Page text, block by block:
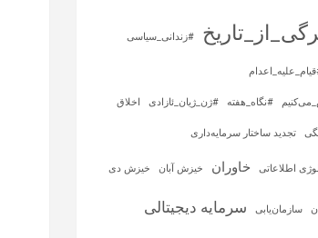
#زندانی_سیاسی
#نگاه_هفته #ژن_ژیان_ئازادی اخلاق
تجدید ساختار سرمایه‌داری
اطلاعاتی خاوران خیزش آبان خیزش دی
سازمان‌یابی سرمایه‌ دیجیتالی